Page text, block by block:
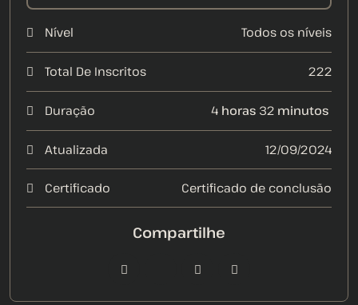
Nível Todos os níveis
Total De Inscritos 222
Duração 4 horas 32 minutos
Atualizada 12/09/2024
Certificado Certificado de conclusão